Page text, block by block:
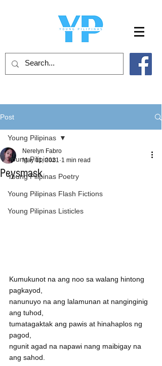
Post
Young Pilipinas
Young Pilipinas Poetry
Young Pilipinas Flash Fictions
Young Pilipinas Listicles
Young Pilipinas
Peysmask
Nerelyn Fabro
May 11, 2021 1 min read
Kumukunot na ang noo sa walang hintong
pagkayod,
nanunuyo na ang lalamunan at nanginginig
ang tuhod,
tumatagaktak ang pawis at hinahaplos ng
pagod,
ngunit agad na napawi nang maibigay na
ang sahod.